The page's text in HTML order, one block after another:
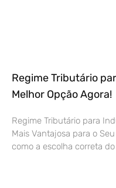
Regime Tributário
Melhor Opção Agora!
Regime Tributário para
Mais Vantajosa para o
como a escolha correta